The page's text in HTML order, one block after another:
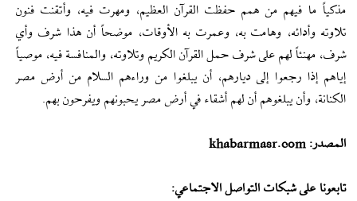
مذكياً ما فيهم من همم حفظت القرآن العظيم، ومهرت فيه، وأتقنت فنون
تلاوته وأدائه، وهامت به، وعمرت به الأوقات، موضحاً أن هذا شرف وأي
شرف، مهنئاً لهم على شرف حمل القرآن الكريم وتلاوته، والمنافسة فيه، موصياً
إياهم إذا رجعوا إلى ديارهم، أن يبلغوا من وراءهم السلام من أرض مصر
الكنانة، وأن يبلغوهم أن لهم أشقاء في أرض مصر يحبونهم ويفرحون بهم.
المصدر: khabarmasr.com
تابعونا على شبكات التواصل الاجتماعي: